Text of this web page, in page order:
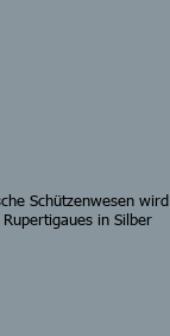
Schützenwesen wird
in Silber